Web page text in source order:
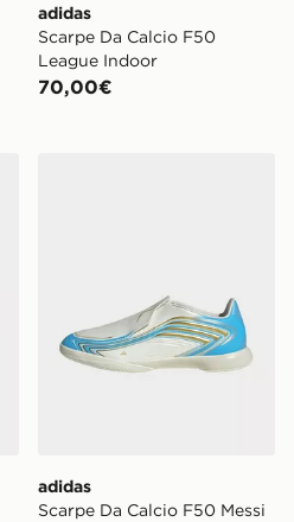
adidas
Scarpe Da Calcio F50
League Indoor
70,00€
adidas
Scarpe Da Calcio F50 Messi